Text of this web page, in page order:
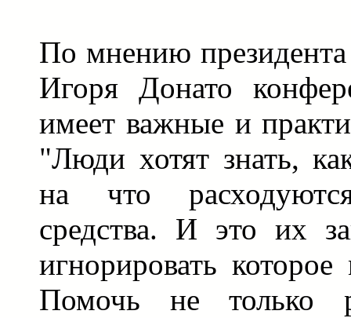
По мнению
Игоря Донато
имеет важные и
"Люди хотят знать,
на что
средства. И это их
игнорировать
Помочь не только